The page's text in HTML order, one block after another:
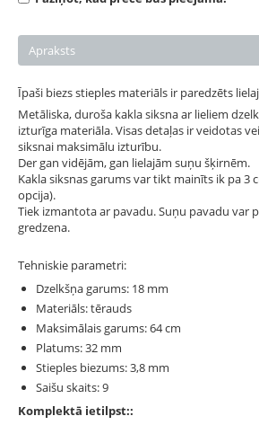
Apraksts
Īpaši biezs stieples materiāls ir paredzēts
Metāliska, duroša kakla siksna ar lieliem
izturīga materiāla. Visas detaļas ir veidotas
siksnai maksimālu izturību.
Der gan vidējām, gan lielajām suņu šķirnēm.
Kakla siksnas garums var tikt mainīts ik pa 3
opcija).
Tiek izmantota ar pavadu. Suņu pavadu var
gredzena.
Tehniskie parametri:
Dzelkšņa garums: 18 mm
Materiāls: tērauds
Maksimālais garums: 64 cm
Platums: 32 mm
Stieples biezums: 3,8 mm
Saišu skaits: 9
Komplektā ietilpst::